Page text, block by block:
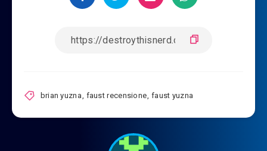
brian yuzna, faust recensione, faust yuzna